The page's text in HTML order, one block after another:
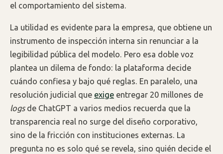
el comportamiento del sistema.
La utilidad es evidente para la empresa, que obtiene un
instrumento de inspección interna sin renunciar a la
legibilidad pública del modelo. Pero esa doble voz
plantea un dilema de fondo: la plataforma decide
cuándo confiesa y bajo qué reglas. En paralelo, una
resolución judicial que exige entregar 20 millones de
logsde ChatGPT a varios medios recuerda que la
transparencia real no surge del diseño corporativo,
sino de la fricción con instituciones externas. La
pregunta no es solo qué se revela, sino quién decide el